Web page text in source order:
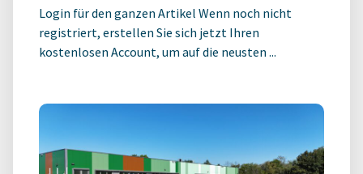
Login für den ganzen Artikel Wenn noch nicht
registriert, erstellen Sie sich jetzt Ihren
kostenlosen Account, um auf die neusten ...